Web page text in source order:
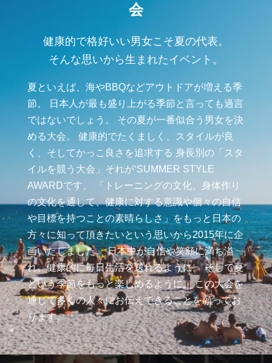
会
健康的で格好いい男女こそ夏の代表。
そんな思いから生まれたイベント。
夏といえば、海やBBQなどアウトドアが増える季
節。 日本人が最も盛り上がる季節と言っても過言
ではないでしょう。 その夏が一番似合う男女を決
める大会。 健康的でたくましく、スタイルが良
く、そしてかっこ良さを追求する 身長別の「スタ
イルを競う大会」それが‘SUMMER STYLE
AWARDです。 「トレーニングの文化、身体作り
の文化を通して、健康に対する意識や個々の自信
や目標を持つことの素晴らしさ」をもっと日本の
方々に知って頂きたいという思いから2015年に企
画いたしました。 日本中が自信や笑顔に満ち溢
れ、健康的に毎日生活を送れるように。 そして夏
という季節をもっと楽しめるように。 この大会を
通じて多くの人々にお伝えできることを願ってお
ります。